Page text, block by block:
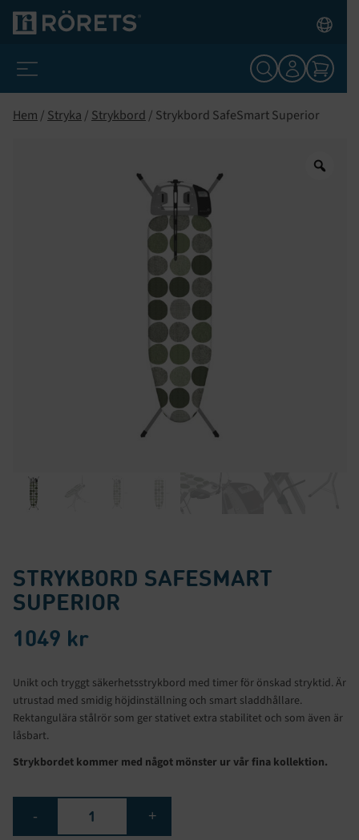
Hem / Stryka / Strykbord / Strykbord SafeSmart Superior
STRYKBORD SAFESMART
SUPERIOR
1049 kr
Unikt och tryggt säkerhetsstrykbord med timer för önskad stryktid. Är
utrustad med smidig höjdinställning och smart sladdhållare.
Rektangulära stålrör som ger stativet extra stabilitet och som även är
låsbart.
Strykbordet kommer med något mönster ur vår fina kollektion.
-
SafeSmart
+